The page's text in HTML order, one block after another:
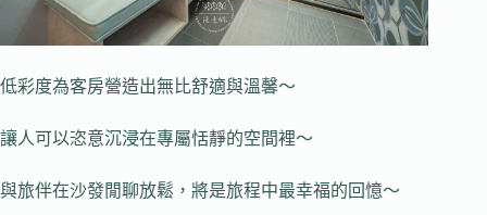
低彩度為客房營造出無比舒適與溫馨～
讓人可以恣意沉浸在專屬恬靜的空間裡～
與旅伴在沙發閒聊放鬆，將是旅程中最幸福的回憶～